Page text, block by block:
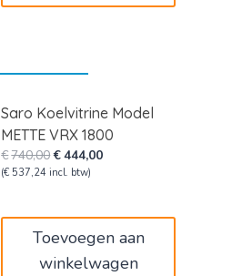
Saro Koelvitrine Model
METTE VRX 1800
€740,00Oorspronkelijke
prijs
€444,00Huidige
(€ 537,24 incl. btw)
Toevoegen aan
winkelwagen